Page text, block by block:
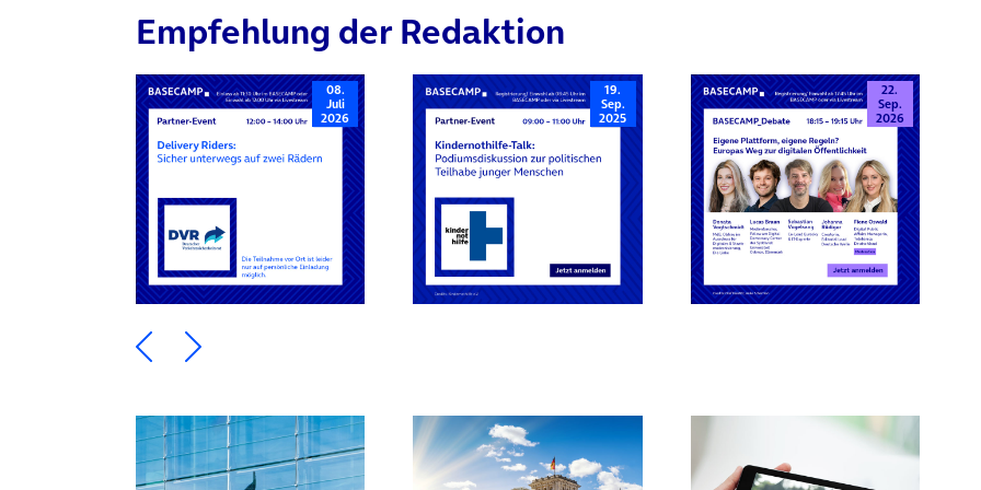
Empfehlung der Redaktion
08.
Juli
2026
19.
Sep.
2025
22.
Sep.
2026
Ein Element zurück blättern
Ein Element weiter blättern